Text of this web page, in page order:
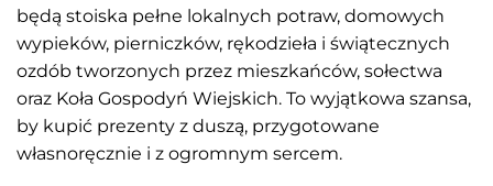
będą stoiska pełne lokalnych potraw, domowych
wypieków, pierniczków, rękodzieła i świątecznych
ozdób tworzonych przez mieszkańców, sołectwa
oraz Koła Gospodyń Wiejskich. To wyjątkowa szansa,
by kupić prezenty z duszą, przygotowane
własnoręcznie i z ogromnym sercem.